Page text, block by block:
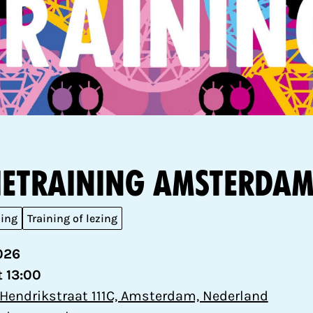
Training of lezing
13:00
111C, Amsterdam, Nederland